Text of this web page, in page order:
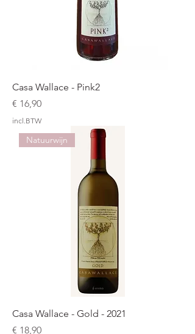
Casa Wallace - Pink2
Prijs
€ 16,90
incl.BTW
Natuurwijn
Casa Wallace - Gold - 2021
Prijs
€ 18,90